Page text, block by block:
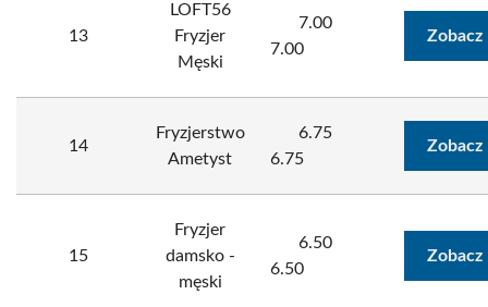
13
LOFT56
Fryzjer
Męski
7.00
7.00
Zobacz
14
Fryzjerstwo
Ametyst
6.75
6.75
Zobacz
15
Fryzjer
damsko -
męski
6.50
6.50
Zobacz